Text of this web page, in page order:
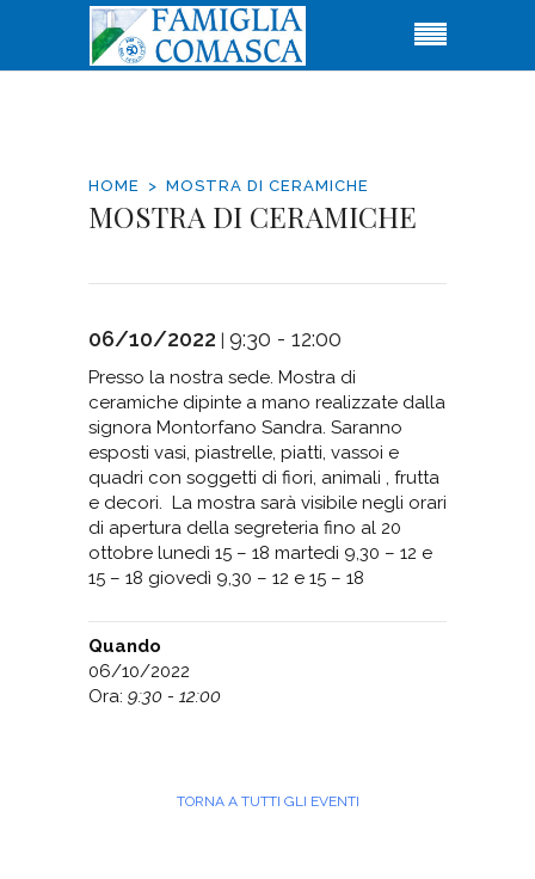
HOME MOSTRA DI CERAMICHE
MOSTRA DI CERAMICHE
06/10/2022 | 9:30 - 12:00
Presso la nostra sede. Mostra di
ceramiche dipinte a mano realizzate dalla
signora Montorfano Sandra. Saranno
esposti vasi, piastrelle, piatti, vassoi e
quadri con soggetti di fiori, animali , frutta
e decori. La mostra sarà visibile negli orari
di apertura della segreteria fino al 20
ottobre lunedì 15 – 18 martedi 9,30 – 12 e
15 – 18 giovedì 9,30 – 12 e 15 – 18
Quando
06/10/2022
Ora: 9:30 - 12:00
TORNA A TUTTI GLI EVENTI